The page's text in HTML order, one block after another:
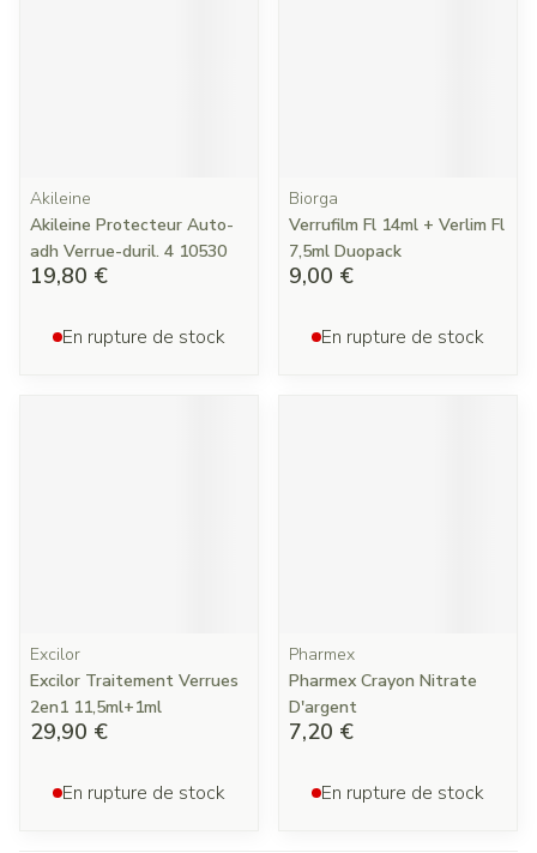
Akileine
Akileine Protecteur Auto-
adh Verrue-duril. 4 10530
19,80 €
En rupture de stock
Biorga
Verrufilm Fl 14ml + Verlim Fl
7,5ml Duopack
9,00 €
En rupture de stock
Excilor
Excilor Traitement Verrues
2en1 11,5ml+1ml
29,90 €
En rupture de stock
Pharmex
Pharmex Crayon Nitrate
D'argent
7,20 €
En rupture de stock